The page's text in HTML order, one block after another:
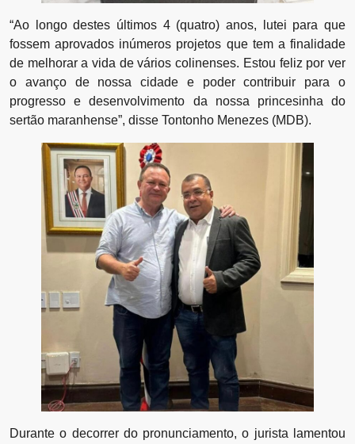
“Ao longo destes últimos 4 (quatro) anos, lutei para que
fossem aprovados inúmeros projetos que tem a finalidade
de melhorar a vida de vários colinenses. Estou feliz por ver
o avanço de nossa cidade e poder contribuir para o
progresso e desenvolvimento da nossa princesinha do
sertão maranhense”, disse Tontonho Menezes (MDB).
Durante o decorrer do pronunciamento, o jurista lamentou